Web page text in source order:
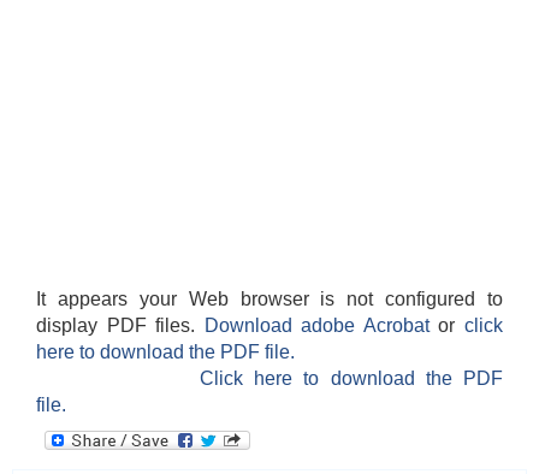
It appears your Web browser is not configured to
display PDF files.
Download adobe Acrobatorclick
here to download the PDF file.
Click here to download the PDF
file.